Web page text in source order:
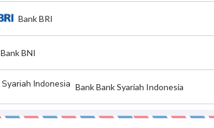
Bank BRI
Bank BNI
Bank Bank Syariah Indonesia